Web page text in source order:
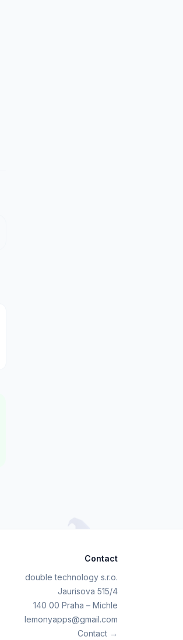
Contact
double technology s.r.o.
Jaurisova 515/4
140 00 Praha – Michle
lemonyapps@gmail.com
Contact →